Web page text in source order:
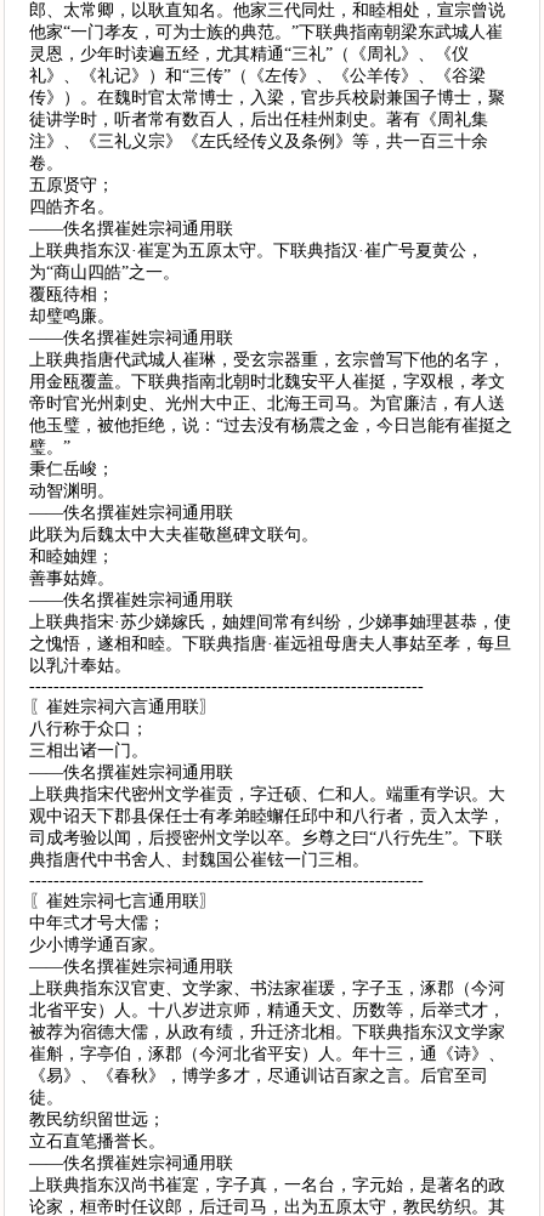
郎、太常卿，以耿直知名。他家三代同灶，和睦相处，宣宗曾说
他家“一门孝友，可为士族的典范。”下联典指南朝梁东武城人崔
灵恩，少年时读遍五经，尤其精通“三礼”（《周礼》、《仪
礼》、《礼记》）和“三传”（《左传》、《公羊传》、《谷梁
传》）。在魏时官太常博士，入梁，官步兵校尉兼国子博士，聚
徒讲学时，听者常有数百人，后出任桂州刺史。著有《周礼集
注》、《三礼义宗》《左氏经传义及条例》等，共一百三十余
卷。
五原贤守；
四皓齐名。
——佚名撰崔姓宗祠通用联
上联典指东汉·崔寔为五原太守。下联典指汉·崔广号夏黄公，
为“商山四皓”之一。
覆瓯待相；
却璧鸣廉。
——佚名撰崔姓宗祠通用联
上联典指唐代武城人崔琳，受玄宗器重，玄宗曾写下他的名字，
用金瓯覆盖。下联典指南北朝时北魏安平人崔挺，字双根，孝文
帝时官光州刺史、光州大中正、北海王司马。为官廉洁，有人送
他玉璧，被他拒绝，说：“过去没有杨震之金，今日岂能有崔挺之
璧。”
秉仁岳峻；
动智渊明。
——佚名撰崔姓宗祠通用联
此联为后魏太中大夫崔敬邕碑文联句。
和睦妯娌；
善事姑嫜。
——佚名撰崔姓宗祠通用联
上联典指宋·苏少娣嫁氏，妯娌间常有纠纷，少娣事妯理甚恭，使
之愧悟，遂相和睦。下联典指唐·崔远祖母唐夫人事姑至孝，每旦
以乳汁奉姑。
-----------------------------------------------------------------
〖崔姓宗祠六言通用联〗
八行称于众口；
三相出诸一门。
——佚名撰崔姓宗祠通用联
上联典指宋代密州文学崔贡，字迁硕、仁和人。端重有学识。大
观中诏天下郡县保任士有孝弟睦蠏任邱中和八行者，贡入太学，
司成考验以闻，后授密州文学以卒。乡尊之曰“八行先生”。下联
典指唐代中书舍人、封魏国公崔铉一门三相。
-----------------------------------------------------------------
〖崔姓宗祠七言通用联〗
中年弍才号大儒；
少小博学通百家。
——佚名撰崔姓宗祠通用联
上联典指东汉官吏、文学家、书法家崔瑗，字子玉，涿郡（今河
北省平安）人。十八岁进京师，精通天文、历数等，后举弍才，
被荐为宿德大儒，从政有绩，升迁济北相。下联典指东汉文学家
崔斛，字亭伯，涿郡（今河北省平安）人。年十三，通《诗》、
《易》、《春秋》，博学多才，尽通训诂百家之言。后官至司
徒。
教民纺织留世远；
立石直笔播誉长。
——佚名撰崔姓宗祠通用联
上联典指东汉尚书崔寔，字子真，一名台，字元始，是著名的政
论家，桓帝时任议郎，后迁司马，出为五原太守，教民纺织。其